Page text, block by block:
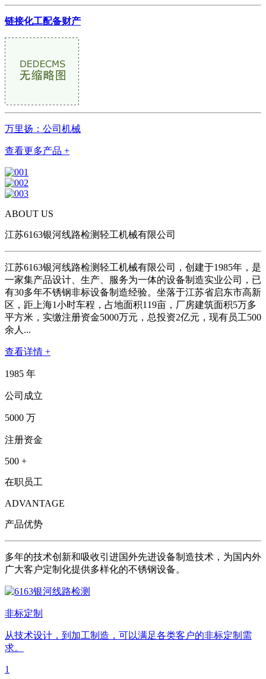
链接化工配备财产
万里扬：公司机械
查看更多产品 +
ABOUT US
江苏6163银河线路检测轻工机械有限公司
江苏6163银河线路检测轻工机械有限公司，创建于1985年，是
一家集产品设计、生产、服务为一体的设备制造实业公司，已
有30多年不锈钢非标设备制造经验。坐落于江苏省启东市高新
区，距上海1小时车程，占地面积119亩，厂房建筑面积5万多
平方米，实缴注册资金5000万元，总投资2亿元，现有员工500
余人...
查看详情 +
1985 年
公司成立
5000 万
注册资金
500 +
在职员工
ADVANTAGE
产品优势
多年的技术创新和吸收引进国外先进设备制造技术，为国内外
广大客户定制化提供多样化的不锈钢设备。
非标定制
从技术设计，到加工制造，可以满足各类客户的非标定制需
求。
1